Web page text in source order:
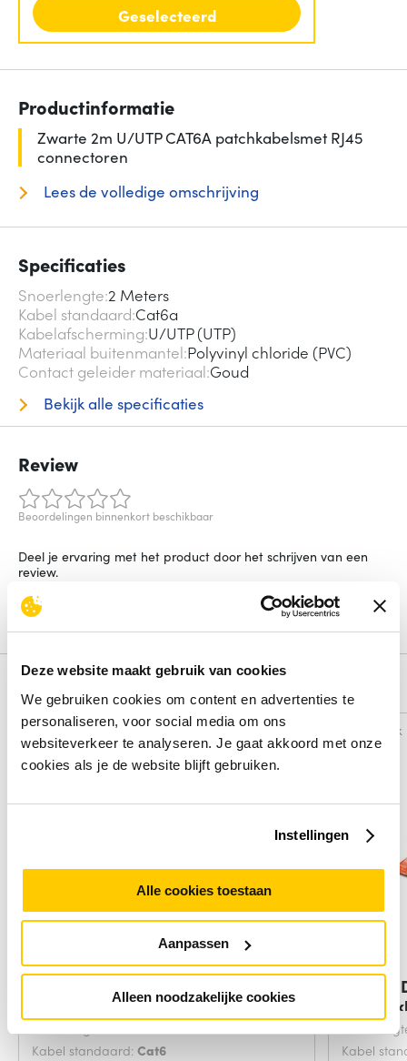
Deze website maakt gebruik van cookies
We gebruiken cookies om content en advertenties te
personaliseren, voor social media om ons
websiteverkeer te analyseren. Je gaat akkoord met onze
cookies als je de website blijft gebruiken.
Instellingen
Alle cookies toestaan
Aanpassen
Alleen noodzakelijke cookies
Geselecteerd
Productinformatie
Zwarte 2m U/UTP CAT6A patchkabelsmet RJ45
connectoren
Lees de volledige omschrijving
Specificaties
Snoerlengte 2 Meters
Kabel standaard Cat6a
Kabelafscherming U/UTP (UTP)
Materiaal buitenmantel Polyvinyl chloride (PVC)
Contact geleider materiaal Goud
Bekijk alle specificaties
Review
Beoordelingen binnenkort beschikbaar
Deel je ervaring met het product door het schrijven van een
review.
Schrijf een review
Alternatieven
Vergelijk
netwerkkabel Blauw
Kabel standaard: Cat6
Vergelijk
Digitus
Kabel